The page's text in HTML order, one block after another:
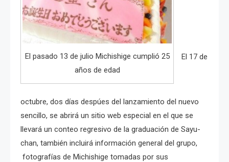
El pasado 13 de julio Michishige cumplió 25
años de edad
El 17 de
octubre, dos días despúes del lanzamiento del nuevo
sencillo, se abrirá un sitio web especial en el que se
llevará un conteo regresivo de la graduación de Sayu-
chan, también incluirá información general del grupo,
fotografías de Michishige tomadas por sus